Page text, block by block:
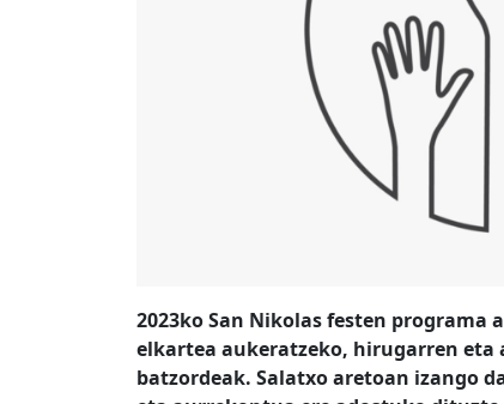
2023ko San Nikolas festen
elkartea aukeratzeko, hirugarren eta
batzordeak. Salatxo aretoan izango